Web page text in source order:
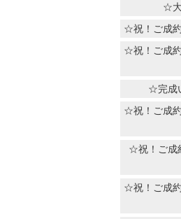
☆
☆祝！ご成
☆祝！ご成
☆完成
☆祝！ご成
☆祝！ご成
☆祝！ご成